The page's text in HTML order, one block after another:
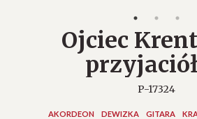
Ojciec
P-17324
AKORDEON DEWIZKA GITARA